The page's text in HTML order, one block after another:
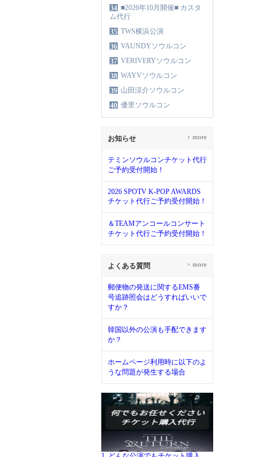
34 ■2026年10月開催■ カスタ
ム代行
35 TWS横浜公演
36 VAUNDYソウルコン
37 VERIVERYソウルコン
38 WAYVソウルコン
39 山田涼介ソウルコン
40 優里ソウルコン
お知らせ
テミンソウルコンチケット代行
ご予約受付開始！
2026 SPOTV K-POP AWARDS
チケット代行ご予約受付開始！
＆TEAMアンコールコンサート
チケット代行ご予約受付開始！
› more
よくある質問
郵便物の発送に関するEMS番
号追跡照会はどうすればいいで
すか？
韓国以外の公演も手配できます
か？
ホームページ利用時に以下のよ
うな問題が発生する場合
› more